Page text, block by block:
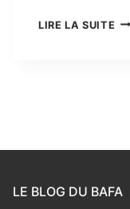
LIRE LA SUITE LA
LE BLOG DU BAFA